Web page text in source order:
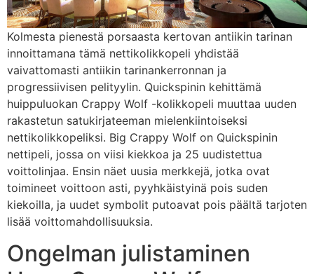
Kolmesta pienestä porsaasta kertovan antiikin tarinan
innoittamana tämä nettikolikkopeli yhdistää
vaivattomasti antiikin tarinankerronnan ja
progressiivisen pelityylin. Quickspinin kehittämä
huippuluokan Crappy Wolf -kolikkopeli muuttaa uuden
rakastetun satukirjateeman mielenkiintoiseksi
nettikolikkopeliksi. Big Crappy Wolf on Quickspinin
nettipeli, jossa on viisi kiekkoa ja 25 uudistettua
voittolinjaa. Ensin näet uusia merkkejä, jotka ovat
toimineet voittoon asti, pyyhkäistyinä pois suden
kiekoilla, ja uudet symbolit putoavat pois päältä tarjoten
lisää voittomahdollisuuksia.
Ongelman julistaminen